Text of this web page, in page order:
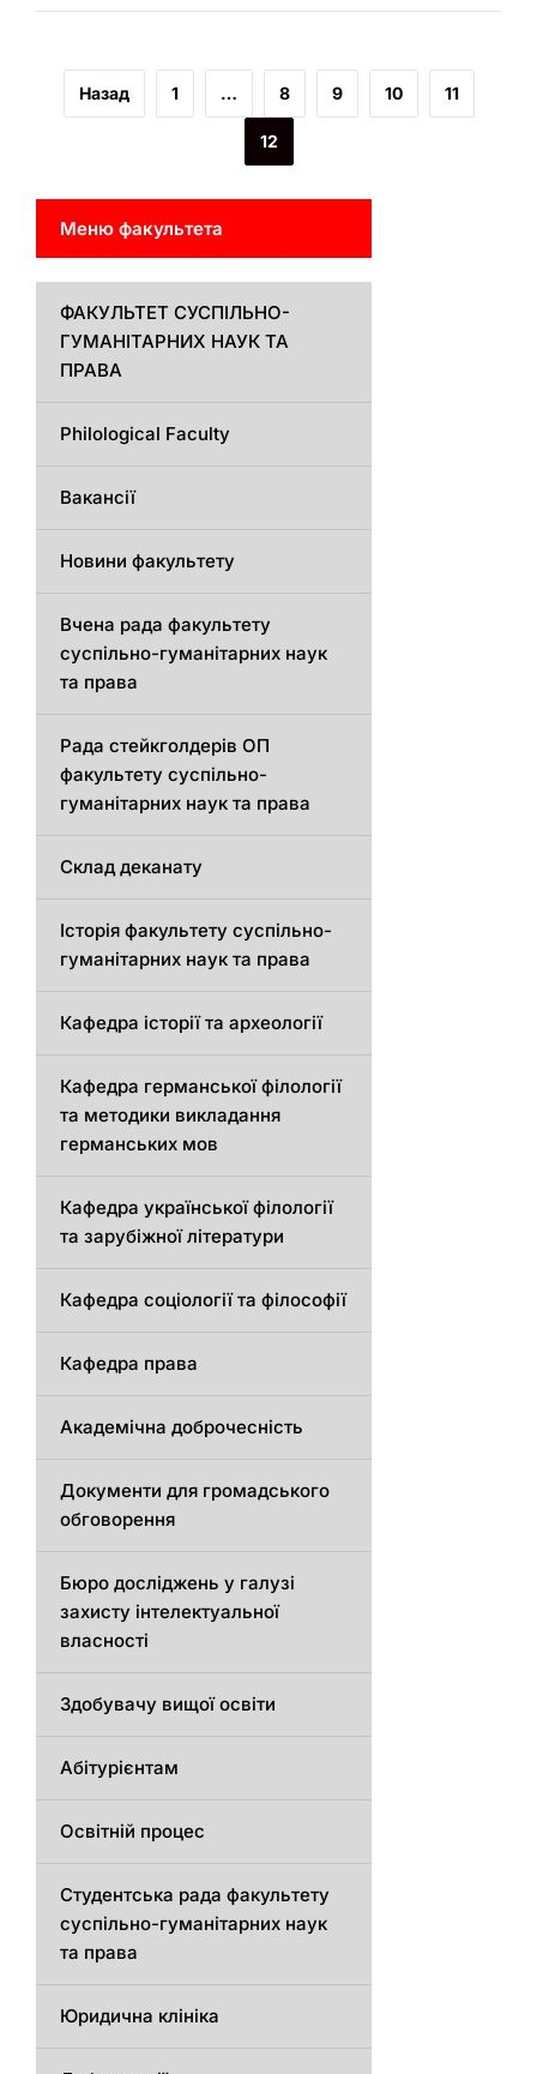
Назад 1 … 8 9 10 11
12
Меню факультета
ФАКУЛЬТЕТ СУСПІЛЬНО-
ГУМАНІТАРНИХ НАУК ТА
ПРАВА
Philological Faculty
Вакансії
Новини факультету
Вчена рада факультету
суспільно-гуманітарних наук
та права
Рада стейкголдерів ОП
факультету суспільно-
гуманітарних наук та права
Склад деканату
Історія факультету суспільно-
гуманітарних наук та права
Кафедра історії та археології
Кафедрa германської філології
та методики викладання
германських мов
Кафедра української філології
та зарубіжної літератури
Кафедра соціології та філософії
Кафедра права
Академічна доброчесність
Документи для громадського
обговорення
Бюро досліджень у галузі
захисту інтелектуальної
власності
Здобувачу вищої освіти
Абітурієнтам
Освітній процес
Студентська рада факультету
суспільно-гуманітарних наук
та права
Юридична клініка